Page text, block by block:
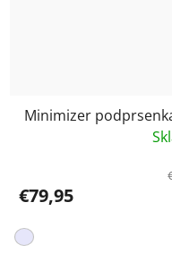
Minimizer
€79,95